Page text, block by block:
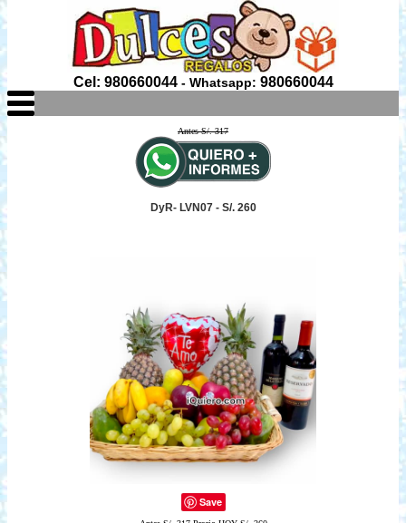
Cel: 980660044- Whatsapp: 980660044
Antes S/. 317
DyR- LVN07 - S/. 260
Save